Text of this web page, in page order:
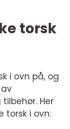
torsk
i ovn på, og
Her
torsk i ovn: